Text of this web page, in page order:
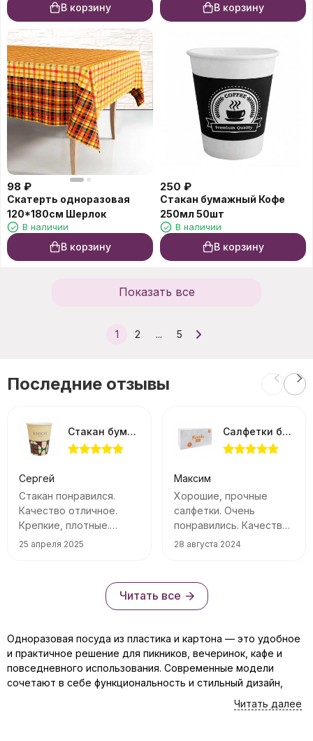
В корзину В корзину
98 ₽
Скатерть одноразовая
120*180см Шерлок
В наличии
В корзину
250 ₽
Стакан бумажный Кофе
250мл 50шт
В наличии
В корзину
Показать все
1 2 ... 5
Последние отзывы
Стакан бумажный Enjoy 250мл 50шт
Сергей
Стакан понравился.
Качество отличное.
Крепкие, плотные.
Твердая пятерочка!
25 апреля 2025
Салфетки бумажные вытяжные 200шт
Максим
Хорошие, прочные
салфетки. Очень
понравились. Качество
отличное
28 августа 2024
Читать все
Одноразовая посуда из пластика и картона — это удобное
и практичное решение для пикников, вечеринок, кафе и
повседневного использования. Современные модели
сочетают в себе функциональность и стильный дизайн,
благодаря чему отлично вписываются в любую тематику
праздника. Главное преимущество такой посуды —
Читать далее